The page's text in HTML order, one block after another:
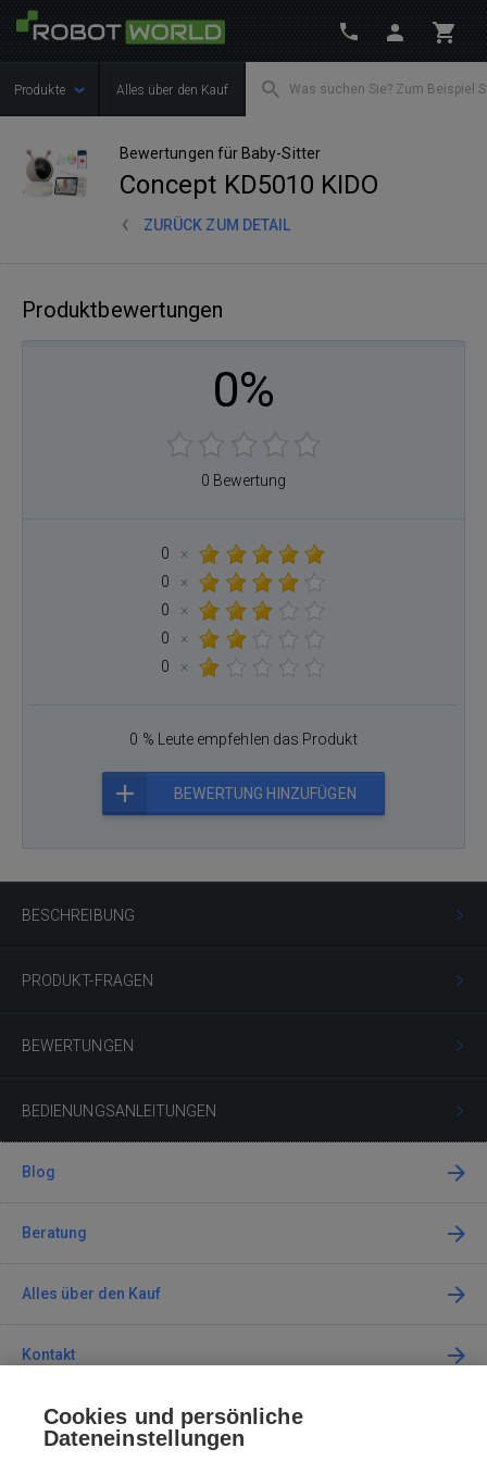
Produkte Alles über den Kauf
Bewertungen für Baby-Sitter
Concept KD5010 KIDO
ZURÜCK ZUM DETAIL
BESCHREIBUNG
PRODUKT-FRAGEN
BEWERTUNGEN
BEDIENUNGSANLEITUNGEN
Produktbewertungen
0%
0 Bewertung
0
×
0
×
0
×
0
×
0
×
0 % Leute empfehlen das Produkt
BEWERTUNG HINZUFÜGEN
Blog
Beratung
Alles über den Kauf
Kontakt
Kontaktieren Sie uns
Cookies und persönliche
Dateneinstellungen